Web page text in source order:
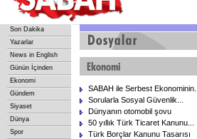
Son Dakika
Yazarlar
News in English
Günün İçinden
Ekonomi
Gündem
Siyaset
Dünya
Spor
SABAH ile Serbest Ekonominin...
Sorularla Sosyal Güvenlik...
Dünyanın otomobil şovu
50 yıllık Türk Ticaret Kanunu...
Türk Borçlar Kanunu Tasarısı